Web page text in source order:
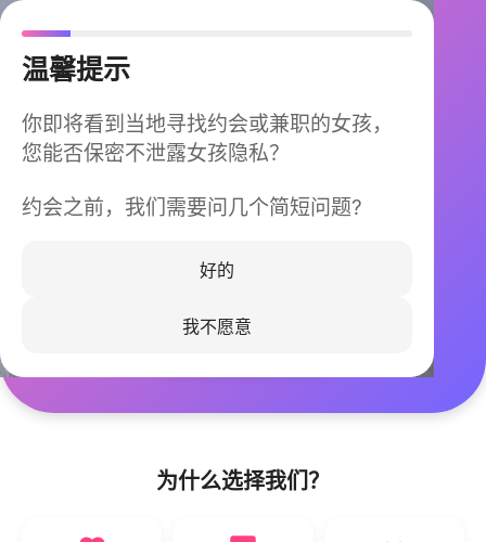
温馨提示
你即将看到当地寻找约会或兼职的女孩，
您能否保密不泄露女孩隐私？
约会之前，我们需要问几个简短问题?
好的
我不愿意
今晚不再孤单
同城快速匹配，马上认识身边的TA
立即下载
为什么选择我们？